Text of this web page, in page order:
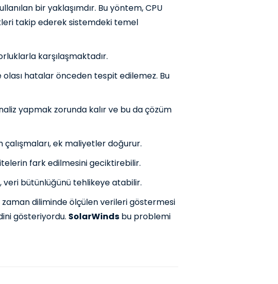
bir yaklaşımdır. Bu yöntem, CPU
takip ederek sistemdeki temel
karşılaşmaktadır.
hatalar önceden tespit edilemez. Bu
yapmak zorunda kalır ve bu da çözüm
çalışmaları, ek maliyetler doğurur.
fark edilmesini geciktirebilir.
veri bütünlüğünü tehlikeye atabilir.
diliminde ölçülen verileri göstermesi
gösteriyordu. SolarWinds bu problemi